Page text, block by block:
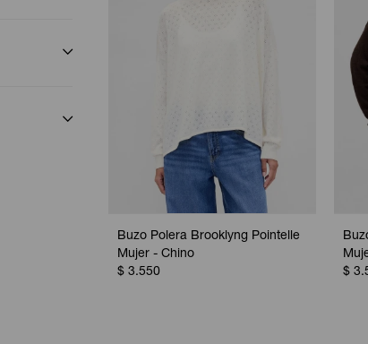
Buzo Polera Brooklyng Pointelle
Mujer - Chino
$ 3.550
$